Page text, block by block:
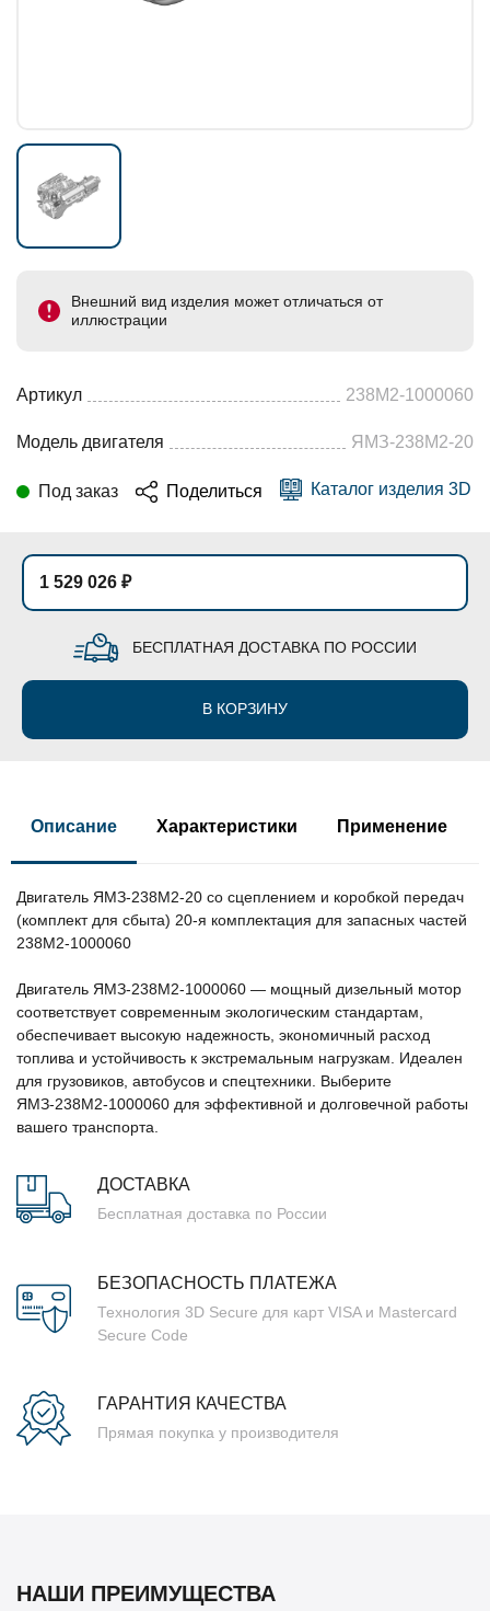
Внешний вид изделия может отличаться от
иллюстрации
Артикул 238М2-1000060
Модель двигателя ЯМЗ-238М2-20
Под заказ Поделиться Каталог изделия 3D
1 529 026 ₽
БЕСПЛАТНАЯ ДОСТАВКА ПО РОССИИ
В КОРЗИНУ
Описание Характеристики Применение
Двигатель ЯМЗ-238М2-20 со сцеплением и коробкой передач
(комплект для сбыта) 20-я комплектация для запасных частей
238М2-1000060
Двигатель ЯМЗ-238М2-1000060 — мощный дизельный мотор
соответствует современным экологическим стандартам,
обеспечивает высокую надежность, экономичный расход
топлива и устойчивость к экстремальным нагрузкам. Идеален
для грузовиков, автобусов и спецтехники. Выберите
ЯМЗ-238М2-1000060 для эффективной и долговечной работы
вашего транспорта.
ДОСТАВКА
Бесплатная доставка по России
БЕЗОПАСНОСТЬ ПЛАТЕЖА
Технология 3D Secure для карт VISA и Mastercard
Secure Code
ГАРАНТИЯ КАЧЕСТВА
Прямая покупка у производителя
НАШИ ПРЕИМУЩЕСТВА